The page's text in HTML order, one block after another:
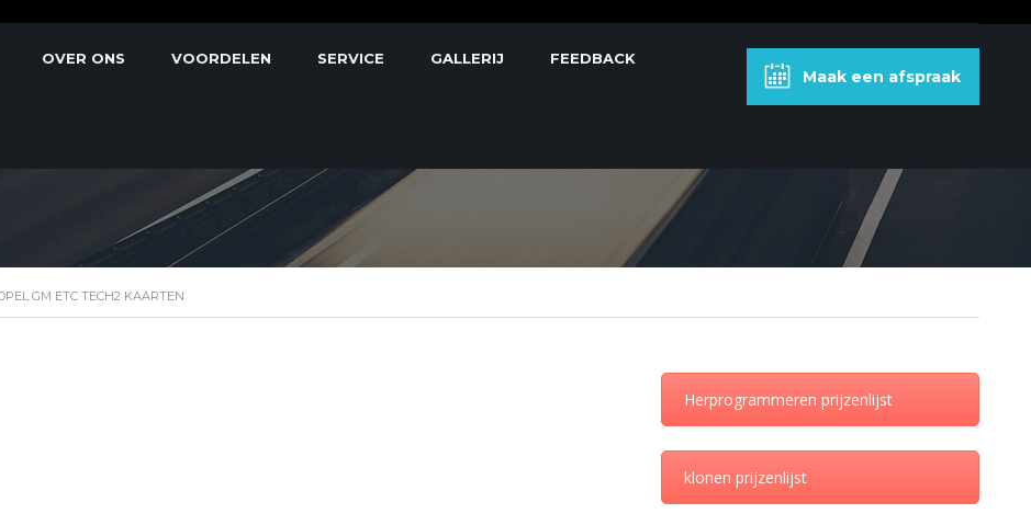
Maak een afspraak
OVER ONS VOORDELEN SERVICE GALLERIJ FEEDBACK
OPEL GM ETC TECH2 KAARTEN
GM ETC TECH2 KAARTEN
Herprogrammeren prijzenlijst
klonen prijzenlijst